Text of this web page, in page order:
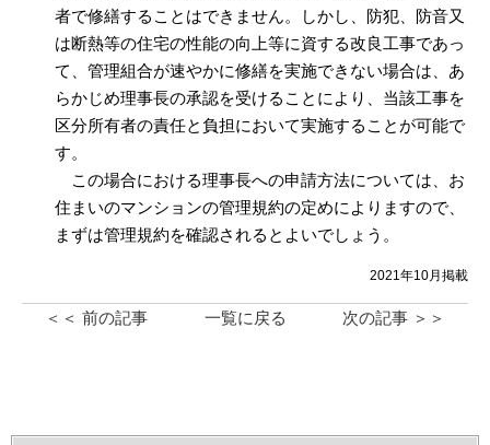
者で修繕することはできません。しかし、防犯、防音又
は断熱等の住宅の性能の向上等に資する改良工事であっ
て、管理組合が速やかに修繕を実施できない場合は、あ
らかじめ理事長の承認を受けることにより、当該工事を
区分所有者の責任と負担において実施することが可能で
す。
この場合における理事長への申請方法については、お
住まいのマンションの管理規約の定めによりますので、
まずは管理規約を確認されるとよいでしょう。
2021年10月掲載
＜＜ 前の記事 一覧に戻る 次の記事 ＞＞